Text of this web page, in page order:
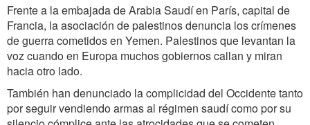
Frente a la embajada de Arabia Saudí en París, capital de
Francia, la asociación de palestinos denuncia los crímenes
de guerra cometidos en Yemen. Palestinos que levantan la
voz cuando en Europa muchos gobiernos callan y miran
hacia otro lado.
También han denunciado la complicidad del Occidente tanto
por seguir vendiendo armas al régimen saudí como por su